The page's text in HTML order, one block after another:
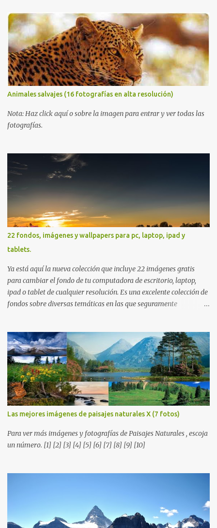
los ríos de agua viva, lagos, bosques y cascadas, son algunos de los
elementos que hoy acompañan a esta serie fascinante de
fotografía sobre paisajes naturales. Que tengan un feliz jueves
(imágenes con mensajes) con mis mejores deseos a través de la
distancia. Sinceramente, José Luis Ávila Herrera.
Animales salvajes (16 fotografías en alta resolución)
Nota: Haz click aquí o sobre la imagen para entrar y ver todas las
fotografías.
22 fondos, imágenes y wallpapers para pc, laptop, ipad y
tablets.
Ya está aquí la nueva colección que incluye 22 imágenes gratis
para cambiar el fondo de tu computadora de escritorio, laptop,
ipad o tablet de cualquier resolución. Es una excelente colección de
fondos sobre diversas temáticas en las que seguramente
olviden utilizar los botones que aparecen sobre cada imagen para
compartir estos fondos en las redes sociales con todos sus amigos.
Gracias.
Las mejores imágenes de paisajes naturales X (7 fotos)
Para ver más imágenes y fotografías de Paisajes Naturales , escoja
un número. [1] [2] [3] [4] [5] [6] [7] [8] [9] [10]